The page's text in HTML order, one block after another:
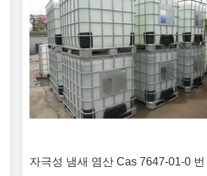
자극성 냄새 염산 Cas 7647-01-0 번